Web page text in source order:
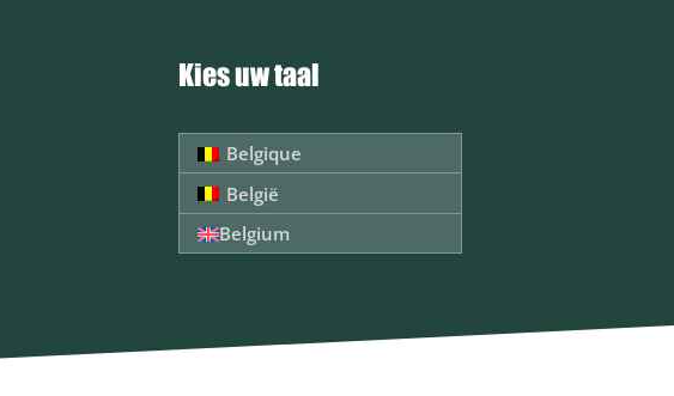
Kies uw taal
Belgique
België
Belgium